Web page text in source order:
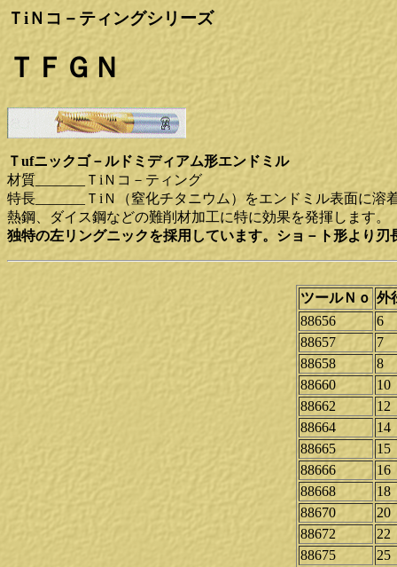
ＴiＮコ－ティングシリーズ
ＴＦＧＮ
Ｔufニックゴ－ルドミディアム形エンドミル
材質_______ＴiＮコ－ティング
特長_______ＴiＮ（窒化チタニウム）をエンドミル表面に
熱鋼、ダイス鋼などの難削材加工に特に効果を発揮します。
独特の左リングニックを採用しています。ショ－ト形より
ツールＮｏ 外
88656
6
88657
7
88658
8
88660
10
88662
12
88664
14
88665
15
88666
16
88668
18
88670
20
88672
22
88675
25